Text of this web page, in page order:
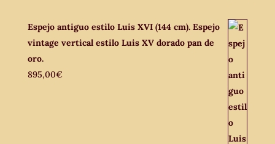
Espejo antiguo estilo Luis XVI (144 cm). Espejo
vintage vertical estilo Luis XV dorado pan de
oro.
895,00€